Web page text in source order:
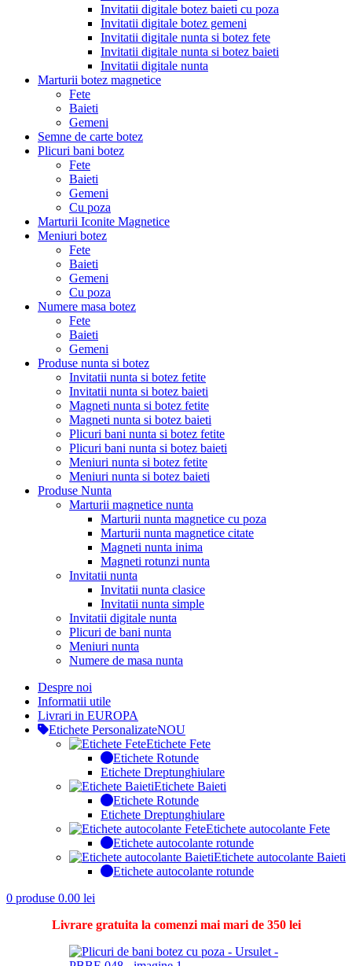
Invitatii digitale botez baieti cu poza
Invitatii digitale botez gemeni
Invitatii digitale nunta si botez fete
Invitatii digitale nunta si botez baieti
Invitatii digitale nunta
Marturii botez magnetice
Fete
Baieti
Gemeni
Semne de carte botez
Plicuri bani botez
Fete
Baieti
Gemeni
Cu poza
Marturii Iconite Magnetice
Meniuri botez
Fete
Baieti
Gemeni
Cu poza
Numere masa botez
Fete
Baieti
Gemeni
Produse nunta si botez
Invitatii nunta si botez fetite
Invitatii nunta si botez baieti
Magneti nunta si botez fetite
Magneti nunta si botez baieti
Plicuri bani nunta si botez fetite
Plicuri bani nunta si botez baieti
Meniuri nunta si botez fetite
Meniuri nunta si botez baieti
Produse Nunta
Marturii magnetice nunta
Marturii nunta magnetice cu poza
Marturii nunta magnetice citate
Magneti nunta inima
Magneti rotunzi nunta
Invitatii nunta
Invitatii nunta clasice
Invitatii nunta simple
Invitatii digitale nunta
Plicuri de bani nunta
Meniuri nunta
Numere de masa nunta
Despre noi
Informatii utile
Livrari in EUROPA
Etichete PersonalizateNOU
Etichete Fete
Etichete Rotunde
Etichete Dreptunghiulare
Etichete Baieti
Etichete Rotunde
Etichete Dreptunghiulare
Etichete autocolante Fete
Etichete autocolante rotunde
Etichete autocolante Baieti
Etichete autocolante rotunde
0 produse 0.00 lei
Livrare gratuita la comenzi mai mari de 350 lei